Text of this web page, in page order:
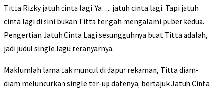
Titta Rizky jatuh cinta lagi. Ya…. jatuh cinta lagi. Tapi jatuh
cinta lagi di sini bukan Titta tengah mengalami puber kedua.
Pengertian Jatuh Cinta Lagi sesungguhnya buat Titta adalah,
jadi judul single lagu teranyarnya.
Maklumlah lama tak muncul di dapur rekaman, Titta diam-
diam meluncurkan single ter-up datenya, bertajuk Jatuh Cinta